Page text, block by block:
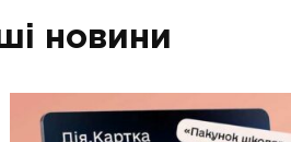
новини